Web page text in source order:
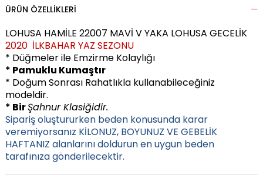
ÜRÜN ÖZELLIKLERI
LOHUSA HAMİLE 22007 MAVİ V YAKA LOHUSA GECELİK
2020 İLKBAHAR YAZ SEZONU
* Düğmeler ile Emzirme Kolaylığı
* Pamuklu Kumaştır
* Doğum Sonrası Rahatlıkla kullanabileceğiniz
modeldir.
* BirŞahnur Klasiğidir.
Sipariş oluştururken beden konusunda karar
veremiyorsanız KİLONUZ, BOYUNUZ VE GEBELİK
HAFTANIZ alanlarını doldurun en uygun beden
tarafınıza gönderilecektir.